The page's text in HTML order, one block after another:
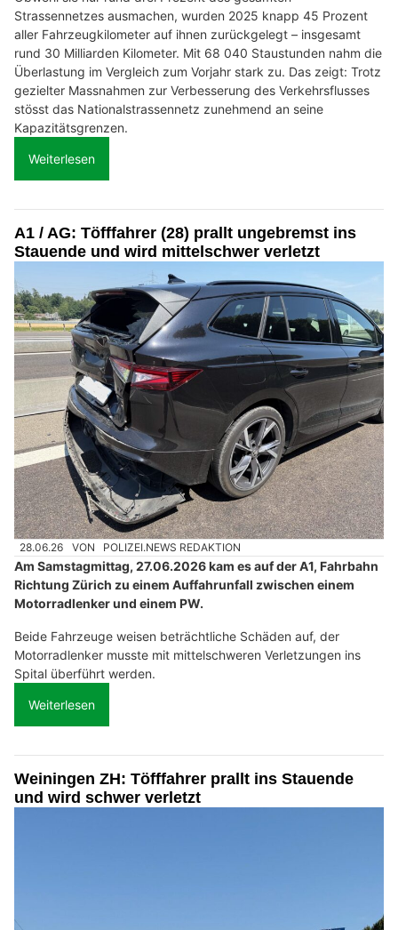
Strassennetzes ausmachen, wurden 2025 knapp 45 Prozent
aller Fahrzeugkilometer auf ihnen zurückgelegt – insgesamt
rund 30 Milliarden Kilometer. Mit 68 040 Staustunden nahm die
Überlastung im Vergleich zum Vorjahr stark zu. Das zeigt: Trotz
gezielter Massnahmen zur Verbesserung des Verkehrsflusses
stösst das Nationalstrassennetz zunehmend an seine
Kapazitätsgrenzen.
Weiterlesen
A1 / AG: Töfffahrer (28) prallt ungebremst ins
Stauende und wird mittelschwer verletzt
28.06.26 VON POLIZEI.NEWS REDAKTION
Am Samstagmittag, 27.06.2026 kam es auf der A1, Fahrbahn
Richtung Zürich zu einem Auffahrunfall zwischen einem
Motorradlenker und einem PW.
Beide Fahrzeuge weisen beträchtliche Schäden auf, der
Motorradlenker musste mit mittelschweren Verletzungen ins
Spital überführt werden.
Weiterlesen
Weiningen ZH: Töfffahrer prallt ins Stauende
und wird schwer verletzt